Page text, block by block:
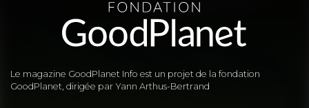
Le magazine GoodPlanet Info est un projet de la fondation
GoodPlanet, dirigée par Yann Arthus-Bertrand